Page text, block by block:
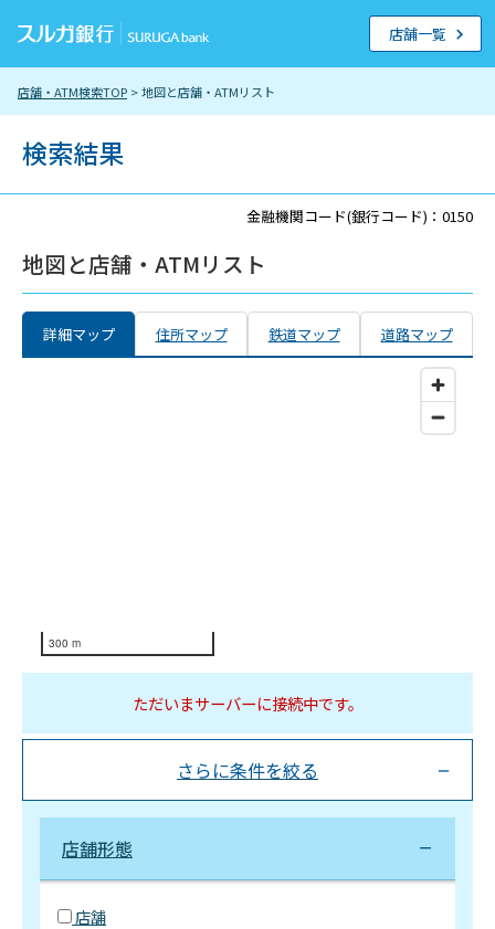
店舗・ATM検索TOP > 地図と店舗・ATMリスト
店舗一覧
検索結果
金融機関コード(銀行コード)：0150
地図と店舗・ATMリスト
詳細マップ 住所マップ 鉄道マップ 道路マップ
300 m
ただいまサーバーに接続中です。
さらに条件を絞る
店舗形態
店舗